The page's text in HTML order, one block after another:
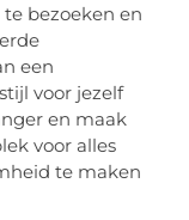
bezoeken en
een
voor jezelf
en maak
voor alles
te maken